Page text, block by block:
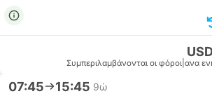
Συμπεριλαμβάνονται οι φόροι ανα
07:45 15:45 9ώ